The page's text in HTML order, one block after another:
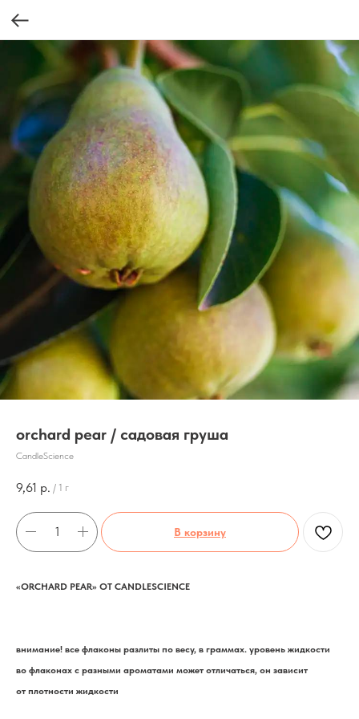
orchard pear / садовая груша
CandleScience
9,61 р. / 1 г
В корзину
«ORCHARD PEAR» ОТ CANDLESCIENCE
внимание! все флаконы разлиты по весу, в граммах. уровень жидкости
во флаконах с разными ароматами может отличаться, он зависит
от плотности жидкости